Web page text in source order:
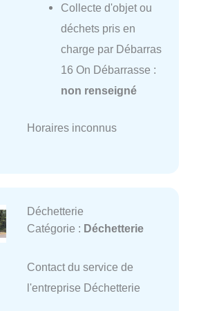
Collecte d'objet ou
déchets pris en
charge par Débarras
16 On Débarrasse :
non renseigné
Horaires inconnus
Déchetterie
Catégorie : Déchetterie
Contact du service de
l'entreprise Déchetterie